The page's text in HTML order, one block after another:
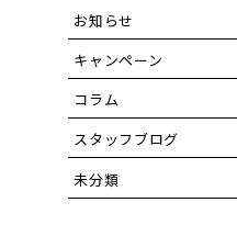
お知らせ
キャンペーン
コラム
スタッフブログ
未分類